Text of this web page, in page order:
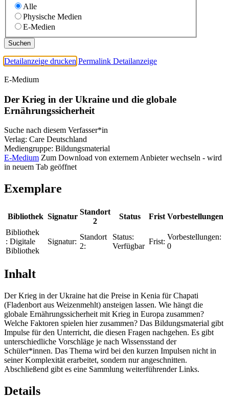
Alle
Physische Medien
E-Medien
Detailanzeige drucken Permalink Detailanzeige
E-Medium
Der Krieg in der Ukraine und die globale
Ernährungssicherheit
Suche nach diesem Verfasser*in
Verlag: Care Deutschland
Mediengruppe: Bildungsmaterial
E-Medium Zum Download von externem Anbieter wechseln - wird
in neuem Tab geöffnet
Exemplare
Bibliothek Signatur
Standort
2
Status Frist Vorbestellungen
Bibliothek
: Digitale
Bibliothek
Signatur:
Standort
2:
Status:
Verfügbar
Frist:
Vorbestellungen:
0
Inhalt
Der Krieg in der Ukraine hat die Preise in Kenia für Chapati
(Fladenbort aus Weizenmehlt) ansteigen lassen. Wie hängt die
globale Ernährungssicherheit mit Krieg in Europa zusammen?
Welche Faktoren spielen hier zusammen? Das Bildungsmaterial gibt
Impulse für den Unterricht, die diesen Fragen nachgehen. Es gibt
unterschiedliche Vorschläge je nach Wissensstand der
Schüler*innen. Das Thema wird bei den kurzen Impulsen nicht in
seiner Komplexität erarbeitet, sondern nur angeschnitten.
Abschließend gibt es eine Sammlung weiterführender Links.
Details